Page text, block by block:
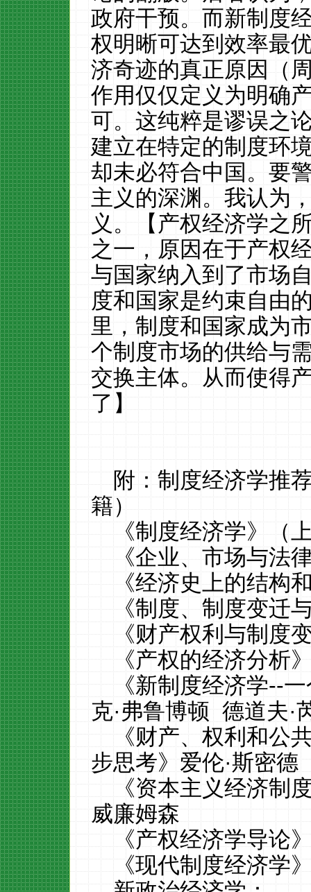
政府干预。而新制度
权明晰可达到效率最
济奇迹的真正原因（
作用仅仅定义为明确
可。这纯粹是谬误之
建立在特定的制度环
却未必符合中国。要
主义的深渊。我认为
义。【产权经济学之
之一，原因在于产权
与国家纳入到了市场
度和国家是约束自由
里，制度和国家成为
个制度市场的供给与
交换主体。从而使得
了】
附：制度经济学推
籍）
《制度经济学》（
《企业、市场与法
《经济史上的结构
《制度、制度变迁
《财产权利与制度
《产权的经济分析
《新制度经济学--一
克·弗鲁博顿 德道夫·
《财产、权利和公
步思考》爱伦·斯密德
《资本主义经济制
威廉姆森
《产权经济学导论
《现代制度经济学